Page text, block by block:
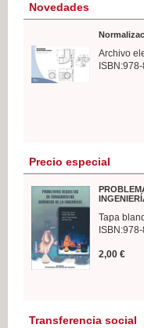
Novedades
Archivo
Precio especial
Tapa
2,00 €
Transferencia social